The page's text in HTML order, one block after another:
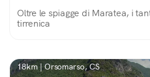
Oltre le spiagge di Maratea, i
tirrenica
18km | Orsomarso, CS